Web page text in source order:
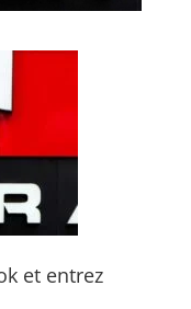
et entrez